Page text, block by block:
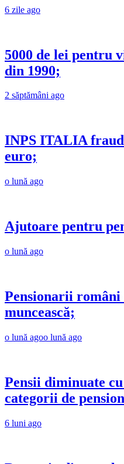
6 zile ago
5000 de lei pentru
din 1990;
2 săptămâni ago
INPS ITALIA
euro;
o lună ago
Ajutoare pentru
o lună ago
Pensionarii români
muncească;
o lună agoo lună ago
Pensii diminuate
categorii de
6 luni ago